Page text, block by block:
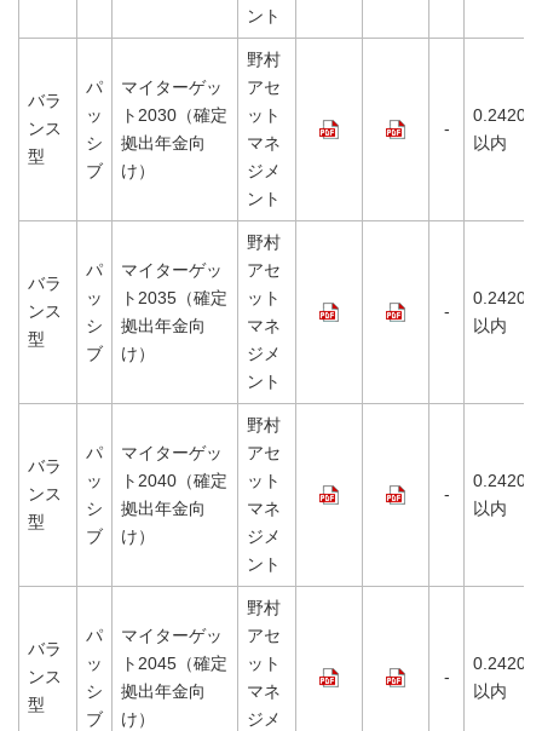
ント
バラ
ンス
型
パ
ッ
シ
ブ
マイターゲッ
ト2030（確定
拠出年金向
け）
野村
アセ
ット
マネ
ジメ
ント
-
0.2420%
以内
バラ
ンス
型
パ
ッ
シ
ブ
マイターゲッ
ト2035（確定
拠出年金向
け）
野村
アセ
ット
マネ
ジメ
ント
-
0.2420%
以内
バラ
ンス
型
パ
ッ
シ
ブ
マイターゲッ
ト2040（確定
拠出年金向
け）
野村
アセ
ット
マネ
ジメ
ント
-
0.2420%
以内
バラ
ンス
型
パ
ッ
シ
ブ
マイターゲッ
ト2045（確定
拠出年金向
け）
野村
アセ
ット
マネ
ジメ
-
0.2420%
以内